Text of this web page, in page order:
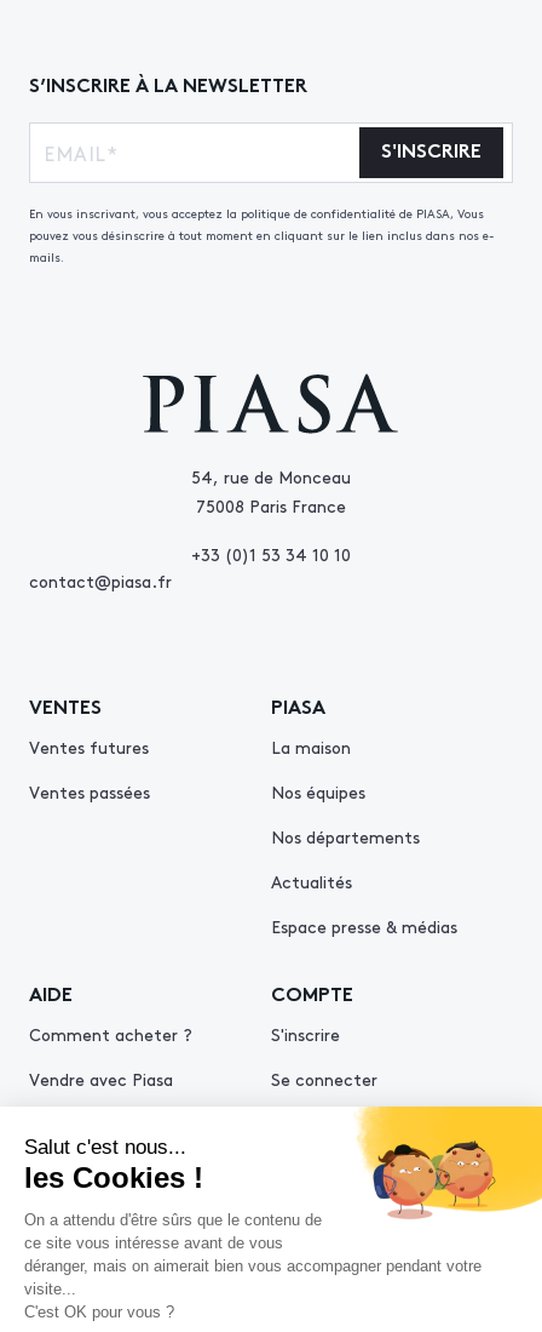
54, rue de Monceau
75008 Paris France
+33 (0)1 53 34 10 10
contact@piasa.fr
VENTES
Ventes futures
Ventes passées
PIASA
La maison
Nos équipes
Nos départements
Actualités
Espace presse & médias
AIDE
Comment acheter ?
Vendre avec Piasa
COMPTE
S'inscrire
Se connecter
S’INSCRIRE À LA NEWSLETTER
S'INSCRIRE
En vous inscrivant, vous acceptez la politique de confidentialité de PIASA, Vous
pouvez vous désinscrire à tout moment en cliquant sur le lien inclus dans nos e-
mails.